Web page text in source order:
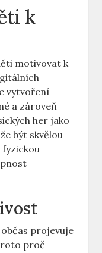
k
motivovat k
vytvoření
a zároveň
her jako
být skvělou
projevuje
proč